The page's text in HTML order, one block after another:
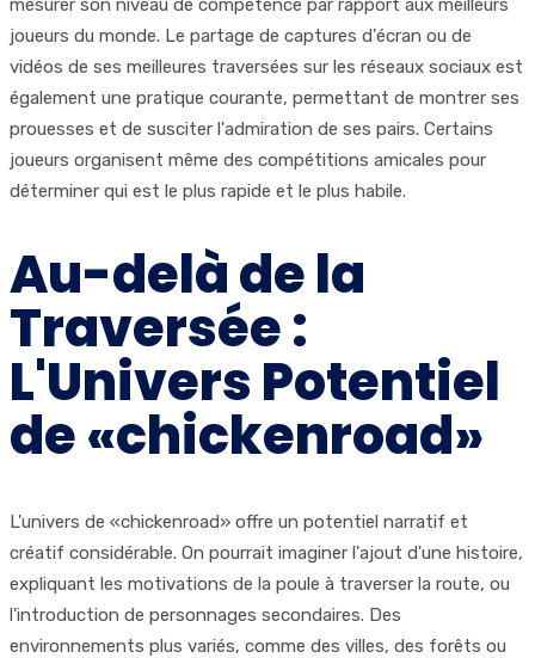
joueurs du monde. Le partage de captures d'écran ou de
vidéos de ses meilleures traversées sur les réseaux sociaux est
également une pratique courante, permettant de montrer ses
prouesses et de susciter l'admiration de ses pairs. Certains
joueurs organisent même des compétitions amicales pour
déterminer qui est le plus rapide et le plus habile.
Au-delà de la
Traversée :
L'Univers Potentiel
de «chickenroad»
L'univers de «chickenroad» offre un potentiel narratif et
créatif considérable. On pourrait imaginer l'ajout d'une histoire,
expliquant les motivations de la poule à traverser la route, ou
l'introduction de personnages secondaires. Des
environnements plus variés, comme des villes, des forêts ou